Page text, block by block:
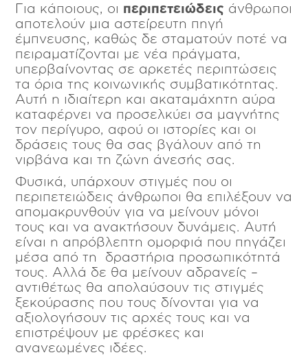
Για κάποιους, οι περιπετειώδεις άνθρωποι
αποτελούν μια αστείρευτη πηγή
έμπνευσης, καθώς δε σταματούν ποτέ να
πειραματίζονται με νέα πράγματα,
υπερβαίνοντας σε αρκετές περιπτώσεις
τα όρια της κοινωνικής συμβατικότητας.
Αυτή η ιδιαίτερη και ακαταμάχητη αύρα
καταφέρνει να προσελκύει σα μαγνήτης
τον περίγυρο, αφού οι ιστορίες και οι
δράσεις τους θα σας βγάλουν από τη
νιρβάνα και τη ζώνη άνεσής σας.
Φυσικά, υπάρχουν στιγμές που οι
περιπετειώδεις άνθρωποι θα επιλέξουν να
απομακρυνθούν για να μείνουν μόνοι
τους και να ανακτήσουν δυνάμεις. Αυτή
είναι η απρόβλεπτη ομορφιά που πηγάζει
μέσα από τη δραστήρια προσωπικότητά
τους. Αλλά δε θα μείνουν αδρανείς –
αντιθέτως θα απολαύσουν τις στιγμές
ξεκούρασης που τους δίνονται για να
αξιολογήσουν τις αρχές τους και να
επιστρέψουν με φρέσκες και
ανανεωμένες ιδέες.